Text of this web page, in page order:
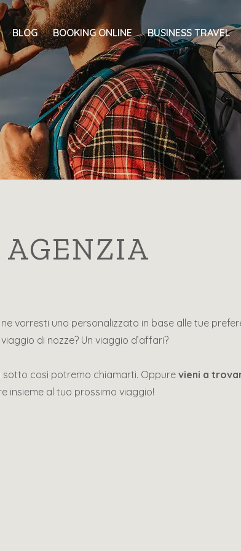
BLOG BOOKING ONLINE BUSINESS TRAVEL
vorresti uno personalizzato in base alle tue
di nozze? Un viaggio d’affari?
sotto così potremo chiamarti. Oppure vieni a
insieme al tuo prossimo viaggio!